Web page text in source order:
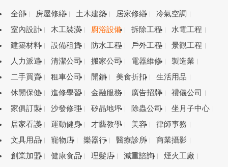
全部 房屋修繕 土木建築 居家修繕
冷氣空調
室內設計
木工裝潢 廚浴設備 拆除工程
水電工程
建築材料
設備租賃 防水工程 戶外工程
景觀工程
人力派遣
清潔公司 搬家公司 電器維修
製造業
二手買賣
租車公司 開鎖 美食折扣
生活用品
休閒保健
進修學習 金融服務 廣告招牌
禮儀公司
家俱訂製
沙發修理 矽晶地坪 除蟲公司
坐月子中心
居家看護
運動健身 才藝教學 美容
律師事務
文具用品
寵物店 樂器行 醫療診所
商業攝影
創業加盟
健康食品 理髮店 減重諮詢
煙火工廠